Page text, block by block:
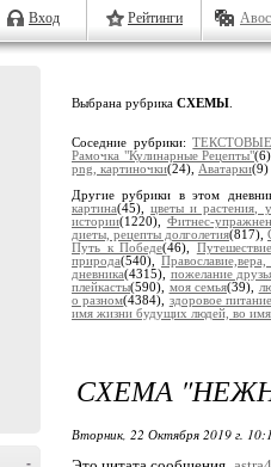
Вход Рейтинги
-
Выбрана рубрика СХЕМЫ
Соседние рубрики:
Рамочка "Кулинарные Рецепты"
png, картиночки(24), Аватарки(9)
Другие рубрики в этом
картина(45),цветы и растения,
истории(1220), Фитнес-
диеты, рецепты долголетия(817),
Путь к Победе(46),
природа(540),
дневника(4315), пожелание
плейкасты(590), моя семья(39),
о разном(4384), здоровое
имя жизни будущих людей, во
СХЕМА
Вторник, 22 Октября 2019 г.